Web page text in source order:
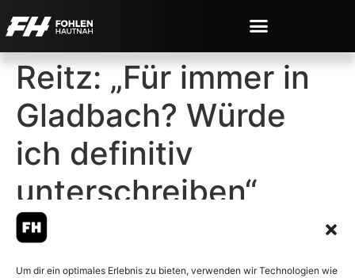
Um dir ein optimales Erlebnis zu bieten, verwenden wir Technologien wie
Reitz: „Für immer in
Gladbach? Würde
ich definitiv
unterschreiben“